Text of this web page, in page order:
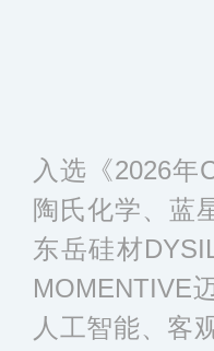
入选《2026年
陶氏化学、蓝
东岳硅材
MOMENTIVE
人工智能、客